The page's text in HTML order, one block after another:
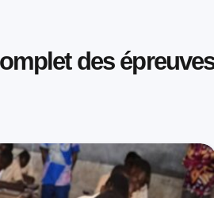
des